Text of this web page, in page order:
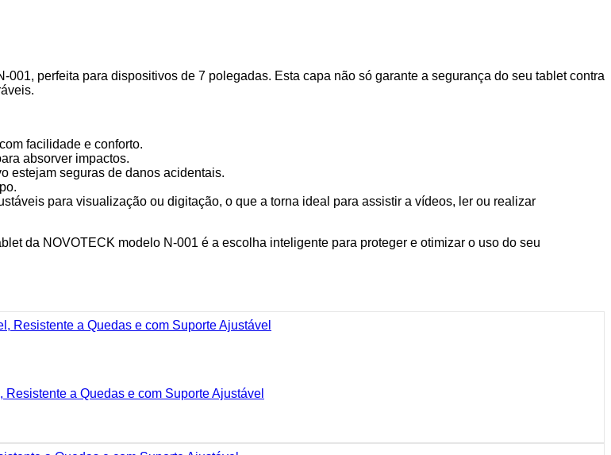
perfeita para dispositivos de 7 polegadas. Esta capa não só garante a segurança do seu tablet contra
facilidade e conforto.
absorver impactos.
estejam seguras de danos acidentais.
para visualização ou digitação, o que a torna ideal para assistir a vídeos, ler ou realizar
da NOVOTECK modelo N-001 é a escolha inteligente para proteger e otimizar o uso do seu
a Quedas e com Suporte Ajustável